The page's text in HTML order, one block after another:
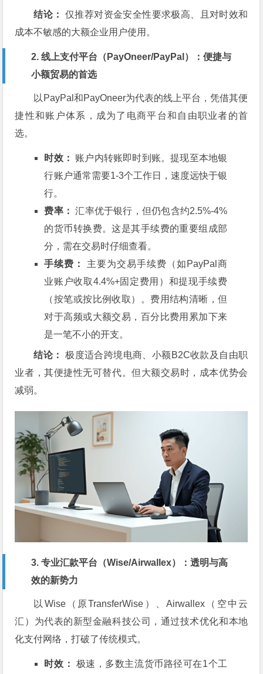
结论：
仅推荐对资金安全性要求极高、且对时效和
成本不敏感的大额企业用户使用。
2. 线上支付平台（PayOneer/PayPal）：便捷与
小额贸易的首选
以PayPal和PayOneer为代表的线上平台，凭借其便
捷性和账户体系，成为了电商平台和自由职业者的首
选。
时效：
账户内转账即时到账。提现至本地银
行账户通常需要1-3个工作日，速度远快于银
行。
费率： 汇率优于银行，但仍包含约2.5%-4%
的货币转换费。这是其手续费的重要组成部
分，需在交易时仔细查看。
手续费：
主要为交易手续费（如PayPal商
业账户收取4.4%+固定费用）和提现手续费
（按笔或按比例收取）。费用结构清晰，但
对于高频或大额交易，百分比费用累加下来
是一笔不小的开支。
结论：
极度适合跨境电商、小额B2C收款及自由职
业者，其便捷性无可替代。但大额交易时，成本优势会
减弱。
3. 专业汇款平台（Wise/Airwallex）：透明与高
效的新势力
以Wise（原TransferWise）、Airwallex（空中云
汇）为代表的新型金融科技公司，通过技术优化和本地
化支付网络，打破了传统模式。
时效： 极速，多数主流货币路径可在1个工